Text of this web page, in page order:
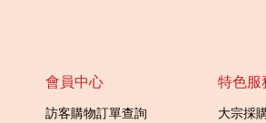
會員中心
訪客購物訂單查詢
特色服
大宗採